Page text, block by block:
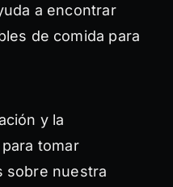
a encontrar
de comida para
y la
tomar
sobre nuestra